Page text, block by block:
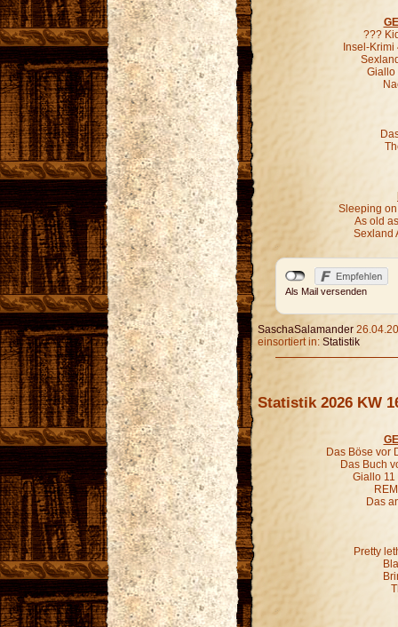
???
Insel-
Giallo
Sleeping
As old
Sexland
Als Mail versenden
SaschaSalamander
einsortiert in: Statistik
Statistik 2026 KW
Das Böse vor
Das Buch
Giallo 11
Das
Pretty